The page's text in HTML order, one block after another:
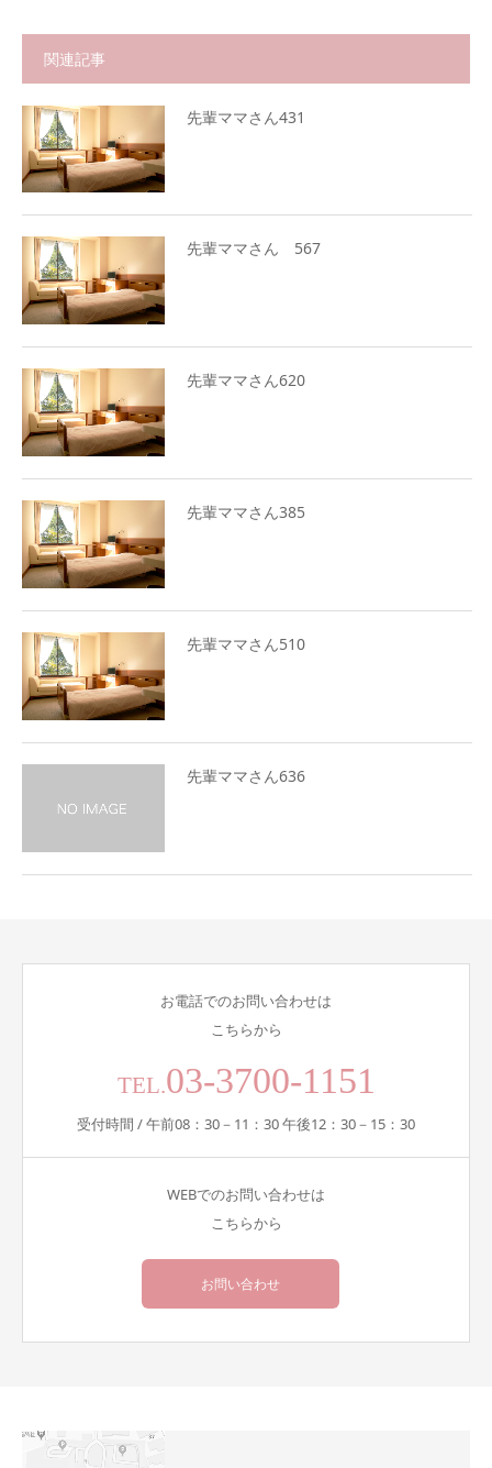
関連記事
先輩ママさん431
先輩ママさん 567
先輩ママさん620
先輩ママさん385
先輩ママさん510
先輩ママさん636
お電話でのお問い合わせは
こちらから
TEL.03-3700-1151
受付時間 / 午前08：30－11：30 午後12：30－15：30
WEBでのお問い合わせは
こちらから
お問い合わせ